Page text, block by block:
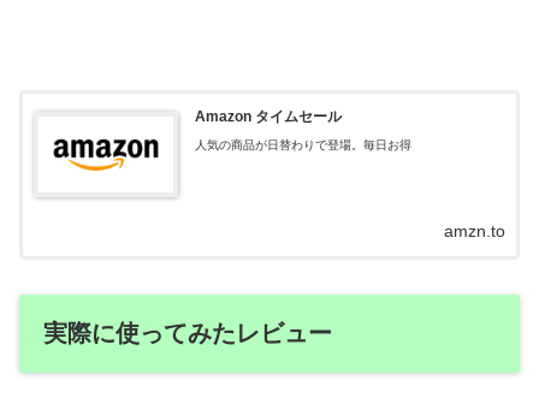
Amazon タイムセール
人気の商品が日替わりで登場。毎日お得
amzn.to
実際に使ってみたレビュー